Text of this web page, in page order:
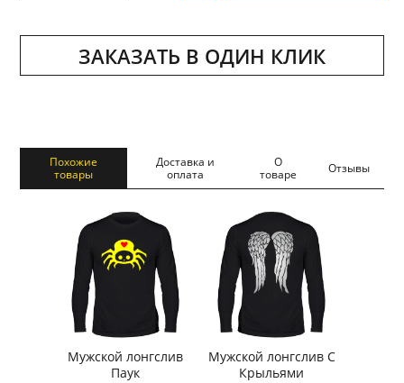
ЗАКАЗАТЬ В ОДИН КЛИК
Похожие
товары
Доставка и
оплата
О
товаре
Отзывы
Мужской лонгслив
Паук
Мужской лонгслив С
Крыльями